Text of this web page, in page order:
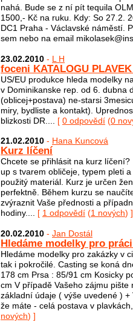
nahá. Bude se z ní pít tequila
1500,- Kč na ruku. Kdy: So 27.2.
DC1 Praha - Václavské náměstí.
sem nebo na email
23.02.2010 - L H
foceni KATALOGU
US/EU produkce hleda modelky
v Dominikanske rep. od 6. dubna
(oblicej+postava) ne-starsi
miry, bydliste a kontakt).
blizkosti DR.... [ 0 odpovědí (0
21.02.2010 - Hana Kuncová
Kurz líčení
Chcete se přihlásit na kurz
up s tvarem obličeje, typem pleti
použitý materiál. Kurz je určen
perfektně. Během kurzu se
zvýraznit Vaše přednosti a
hodiny.... [ 1 odpovědí (1 nových) ]
20.02.2010 - Jan Dostál
Hledáme modelky pro
Hledáme modelky pro zakázky v
tak i pokročilé. Casting se koná
178 cm Prsa : 85/91 cm Kosicky
cm V případě Vašeho zájmu pište
základní údaje ( výše uvedené )
že máte - celá postava v
nových) ]